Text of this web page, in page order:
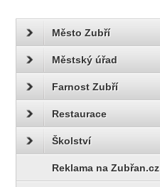
Město Zubří
Městský úřad
Farnost Zubří
Restaurace
Školství
Reklama na Zubřan.cz